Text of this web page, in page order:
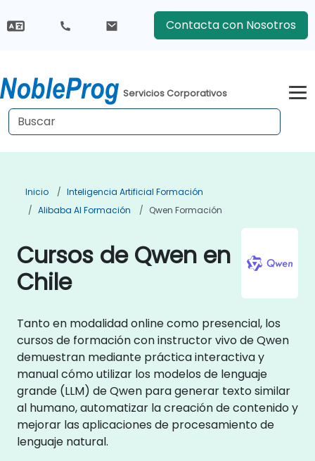
Contacta con Nosotros
Servicios Corporativos
Inicio
Inteligencia Artificial Formación
Alibaba AI Formación
Qwen Formación
Cursos de Qwen en
Chile
Tanto en modalidad online como presencial, los
cursos de formación con instructor vivo de Qwen
demuestran mediante práctica interactiva y
manual cómo utilizar los modelos de lenguaje
grande (LLM) de Qwen para generar texto similar
al humano, automatizar la creación de contenido y
mejorar las aplicaciones de procesamiento de
lenguaje natural.